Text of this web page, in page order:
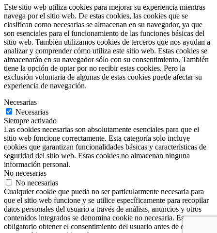
Este sitio web utiliza cookies para mejorar su experiencia mientras
navega por el sitio web. De estas cookies, las cookies que se
clasifican como necesarias se almacenan en su navegador, ya que
son esenciales para el funcionamiento de las funciones básicas del
sitio web. También utilizamos cookies de terceros que nos ayudan a
analizar y comprender cómo utiliza este sitio web. Estas cookies se
almacenarán en su navegador sólo con su consentimiento. También
tiene la opción de optar por no recibir estas cookies. Pero la
exclusión voluntaria de algunas de estas cookies puede afectar su
experiencia de navegación.
Necesarias
Necesarias
Siempre activado
Las cookies necesarias son absolutamente esenciales para que el
sitio web funcione correctamente. Esta categoría solo incluye
cookies que garantizan funcionalidades básicas y características de
seguridad del sitio web. Estas cookies no almacenan ninguna
información personal.
No necesarias
No necesarias
Cualquier cookie que pueda no ser particularmente necesaria para
que el sitio web funcione y se utilice específicamente para recopilar
datos personales del usuario a través de análisis, anuncios y otros
contenidos integrados se denomina cookie no necesaria. Es
obligatorio obtener el consentimiento del usuario antes de ejecutar